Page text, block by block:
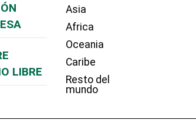
LIBRE
Asia
Africa
Oceania
Caribe
Resto del
mundo